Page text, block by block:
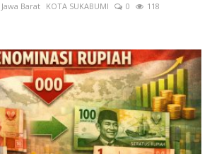
Jawa Barat KOTA SUKABUMI 0
118